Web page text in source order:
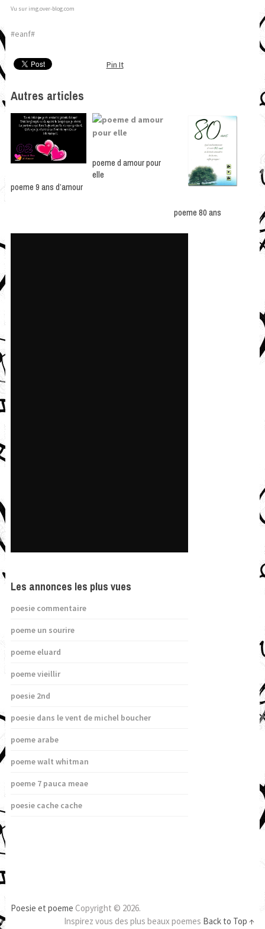
Vu sur img.over-blog.com
#eanf#
Pin It
Autres articles
poeme 9 ans d’amour
poeme d amour pour
elle
poeme 80 ans
Les annonces les plus vues
poesie commentaire
poeme un sourire
poeme eluard
poeme vieillir
poesie 2nd
poesie dans le vent de michel boucher
poeme arabe
poeme walt whitman
poeme 7 pauca meae
poesie cache cache
Poesie et poeme Copyright © 2026.
Inspirez vous des plus beaux poemes Back to Top ↑